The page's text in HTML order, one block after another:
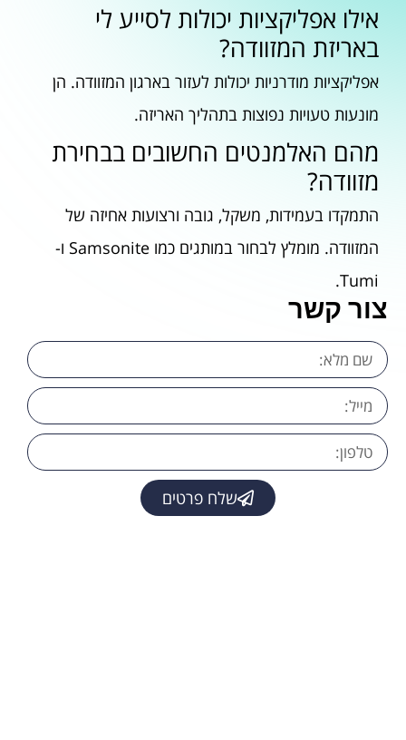
אילו אפליקציות יכולות לסייע לי
באריזת המזוודה?
אפליקציות מודרניות יכולות לעזור בארגון המזוודה. הן
מונעות טעויות נפוצות בתהליך האריזה.
מהם האלמנטים החשובים בבחירת
מזוודה?
התמקדו בעמידות, משקל, גובה ורצועות אחיזה של
המזוודה. מומלץ לבחור במותגים כמו Samsonite ו-
Tumi.
צור קשר
שלח פרטים